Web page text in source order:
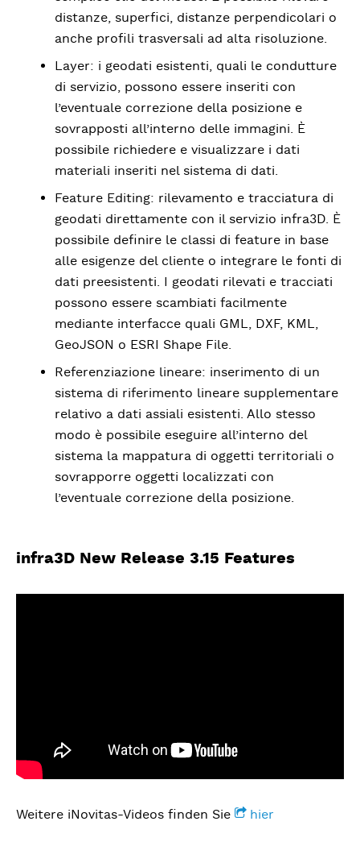
distanze, superfici, distanze perpendicolari o
anche profili trasversali ad alta risoluzione.
Layer: i geodati esistenti, quali le condutture
di servizio, possono essere inseriti con
l’eventuale correzione della posizione e
sovrapposti all’interno delle immagini. È
possibile richiedere e visualizzare i dati
materiali inseriti nel sistema di dati.
Feature Editing: rilevamento e tracciatura di
geodati direttamente con il servizio infra3D. È
possibile definire le classi di feature in base
alle esigenze del cliente o integrare le fonti di
dati preesistenti. I geodati rilevati e tracciati
possono essere scambiati facilmente
mediante interfacce quali GML, DXF, KML,
GeoJSON o ESRI Shape File.
Referenziazione lineare: inserimento di un
sistema di riferimento lineare supplementare
relativo a dati assiali esistenti. Allo stesso
modo è possibile eseguire all’interno del
sistema la mappatura di oggetti territoriali o
sovrapporre oggetti localizzati con
l’eventuale correzione della posizione.
infra3D New Release 3.15 Features
Weitere iNovitas-Videos finden Sie hier